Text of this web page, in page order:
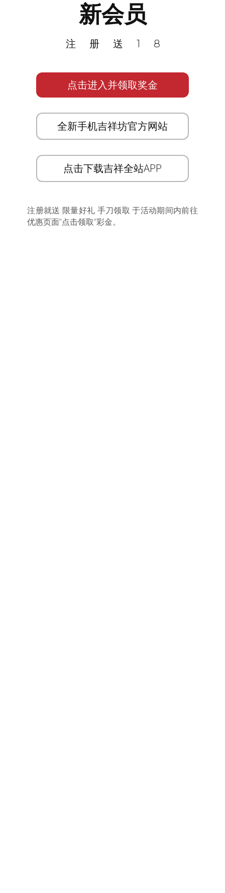
新会员
注册送18
点击进入并领取奖金
全新手机吉祥坊官方网站
点击下载吉祥全站APP
注册就送 限量好礼 手刀领取 于活动期间内前往
优惠页面”点击领取”彩金。